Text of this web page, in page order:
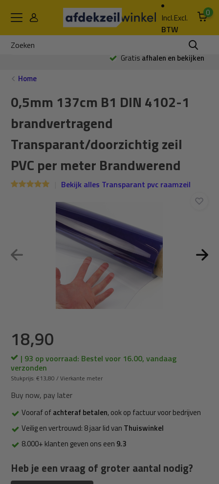
Incl.Excl.
BTW
0
afhalen en bekijken
Home
0,5mm 137cm B1 DIN 4102-1
brandvertragend
Transparant/doorzichtig zeil
PVC per meter Brandwerend
Bekijk alles Transparant pvc raamzeil
18,90
| 93 op voorraad: Bestel voor 16.00, vandaag
verzonden
Stukprijs:€13,80 /Vierkante meter
Buy now, pay later
Vooraf ofachteraf betalen, ook op factuur voor bedrijven
Veilig en vertrouwd: 8 jaar lid van Thuiswinkel
8.000+ klanten geven ons een 9.3
Heb je een vraag of groter aantal nodig?